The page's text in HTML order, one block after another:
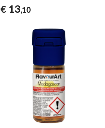
€ 13,10